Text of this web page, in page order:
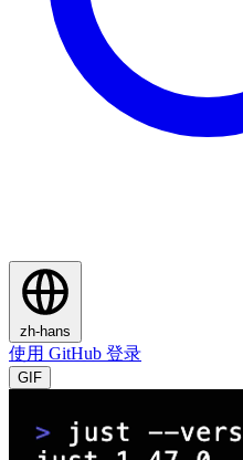
zh-hans
使用 GitHub 登录
GIF